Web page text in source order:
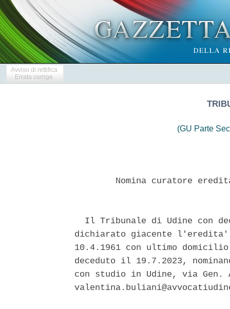
Avviso di rettifica
Errata corrige
(GU Parte
Nomina curatore
Il Tribunale di Udine con
dichiarato giacente l'eredita'
10.4.1961 con ultimo
deceduto il 19.7.2023,
con studio in Udine, via